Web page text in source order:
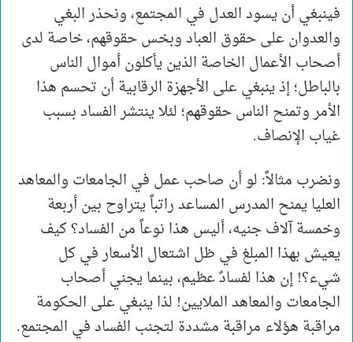
فينبغي أن يسود العدل في المجتمع، ونحذر البغي
والعدوان على حقوق العباد وبخس حقوقهم، خاصة لدى
أصحاب الأعمال الخاصة الذين يأكلون أموال الناس
بالباطل؛ إذ ينبغي على الأجهزة الرقابية أن تحسم هذا
الأمر وتمنح الناس حقوقهم؛ لئلا ينتشر الفساد بسبب
غياب الإنصاف.
ونضرب مثالاً: لو أن صاحب عمل في الجامعات والمعاهد
العليا يمنح المدرس المساعد راتباً يتراوح بين أربعة
وخمسة آلاف جنيه، أليس هذا نوعاً من الفساد؟ كيف
يعيش بهذا المبلغ في ظل اشتعال الأسعار في كل
شيء؟! إن هذا لفسادٌ عظيم، بينما يجني أصحاب
الجامعات والمعاهد الملايين! لذا ينبغي على الحكومة
مراقبة هؤلاء مراقبة مشددة لتجنب الفساد في المجتمع.